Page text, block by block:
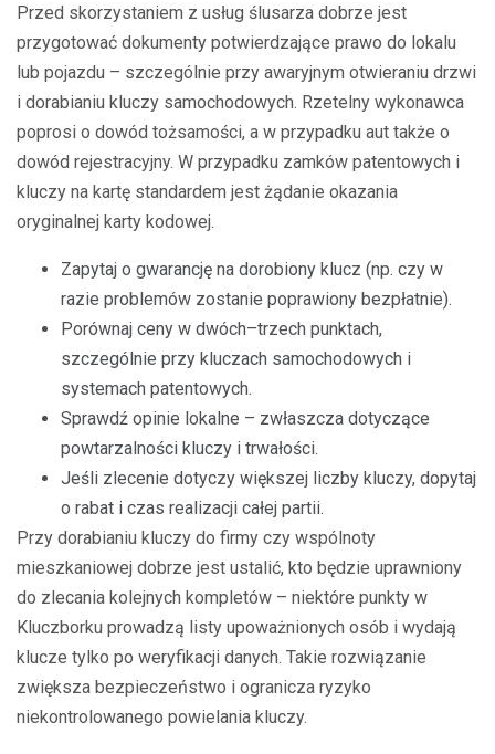
Przed skorzystaniem z usług ślusarza dobrze jest
przygotować dokumenty potwierdzające prawo do lokalu
lub pojazdu – szczególnie przy awaryjnym otwieraniu drzwi
i dorabianiu kluczy samochodowych. Rzetelny wykonawca
poprosi o dowód tożsamości, a w przypadku aut także o
dowód rejestracyjny. W przypadku zamków patentowych i
kluczy na kartę standardem jest żądanie okazania
oryginalnej karty kodowej.
Zapytaj o gwarancję na dorobiony klucz (np. czy w
razie problemów zostanie poprawiony bezpłatnie).
Porównaj ceny w dwóch–trzech punktach,
szczególnie przy kluczach samochodowych i
systemach patentowych.
Sprawdź opinie lokalne – zwłaszcza dotyczące
powtarzalności kluczy i trwałości.
Jeśli zlecenie dotyczy większej liczby kluczy, dopytaj
o rabat i czas realizacji całej partii.
Przy dorabianiu kluczy do firmy czy wspólnoty
mieszkaniowej dobrze jest ustalić, kto będzie uprawniony
do zlecania kolejnych kompletów – niektóre punkty w
Kluczborku prowadzą listy upoważnionych osób i wydają
klucze tylko po weryfikacji danych. Takie rozwiązanie
zwiększa bezpieczeństwo i ogranicza ryzyko
niekontrolowanego powielania kluczy.